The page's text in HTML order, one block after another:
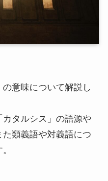
意味について解説し
タルシス」の語源や
類義語や対義語につ